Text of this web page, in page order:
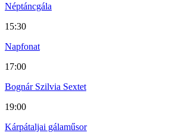
Néptáncgála
15:30
Napfonat
17:00
Bognár Szilvia Sextet
19:00
Kárpátaljai gálaműsor